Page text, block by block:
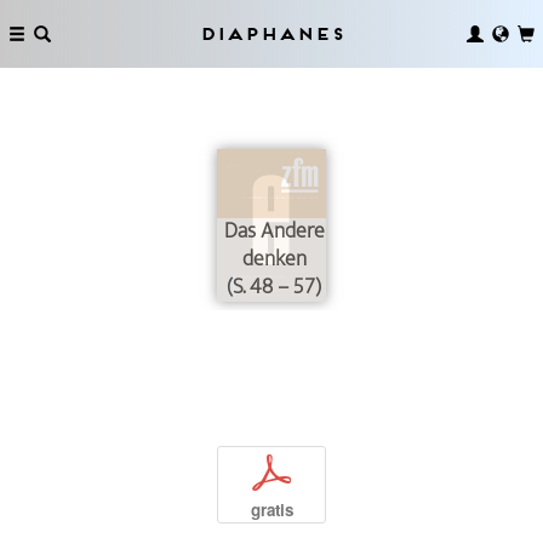
Diaphanes
Das Andere
denken
(S. 48 – 57)
p
gratis